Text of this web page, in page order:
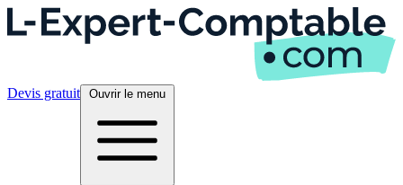
Devis gratuit Ouvrir le menu